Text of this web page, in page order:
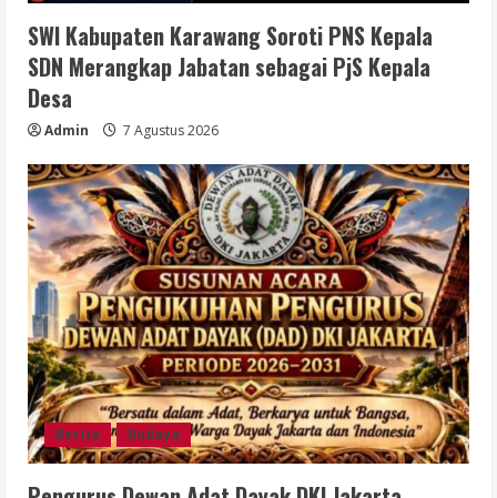
SWI Kabupaten Karawang Soroti PNS Kepala
SDN Merangkap Jabatan sebagai PjS Kepala
Desa
Admin 7 Agustus 2026
Berita Budaya